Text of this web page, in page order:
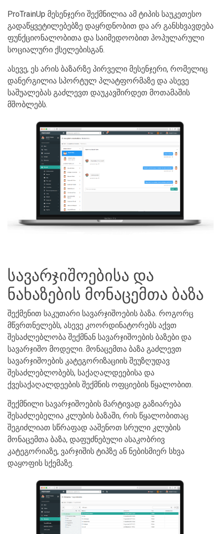
ProTrainUp მესენჯერი შექმნილია ამ ტიპის საუკეთესო
გადაწყვეტილებებზე დაყრდნობით და არ განსხვავდება
ფუნქციონალობითა და საიმედოობით პოპულარული
სოციალური ქსელებისგან.
ასევე, ეს არის ბაზარზე პირველი მესენჯერი, რომელიც
დანერგილია სპორტულ პლატფორმაზე და ასევე
საშუალებას გაძლევთ დაუკავშირდეთ მოთამაშის
მშობლებს.
სავარჯიშოებისა და
ნახაზების მონაცემთა ბაზა
შექმენით საკუთარი სავარჯიშოების ბაზა. როგორც
მწვრთნელებს, ასევე კოორდინატორებს აქვთ
შესაძლებლობა შექმნან სავარჯიშოების ბაზები და
სავარჯიშო მოდელი. მონაცემთა ბაზა გაძლევთ
სავარჯიშოების კატეგორიზაციის შეუზღუდავ
შესაძლებლობებს, საქაღალდეებისა და
ქვესაქაღალდეების შექმნის ოფციების წყალობით.
შექმნილი სავარჯიშოების მარტივად გაზიარება
შესაძლებელია კლუბის ბაზაში, რის წყალობითაც
შეგიძლიათ სწრაფად ააშენოთ სრული კლუბის
მონაცემთა ბაზა, დაფუძნებული ასაკობრივ
კატეგორიაზე, ვარჯიშის ტიპზე ან ნებისმიერ სხვა
დაყოფის სქემაზე.